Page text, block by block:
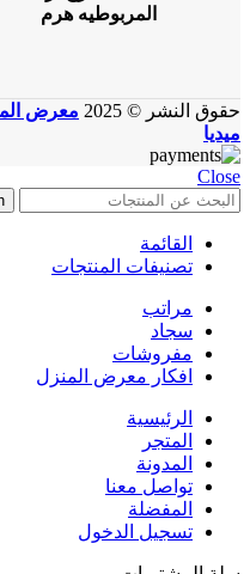
المربوطيه هرم
حقوق النشر © 2025 معرض
ميديا
Close
القائمة
تصنيفات المنتجات
مراتب
سجاد
مفروشات
افكار معرض المنزل
الرئيسية
المتجر
المدونة
تواصل معنا
المفضلة
تسجيل الدخول